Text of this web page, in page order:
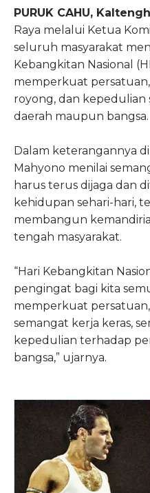
PURUK CAHU,
Raya melalui Ketua
seluruh masyarakat
Kebangkitan Nasional
memperkuat
royong, dan kepedulian
daerah maupun bangsa.
Dalam keterangannya
Mahyono menilai
harus terus dijaga dan
kehidupan sehari-hari,
membangun
tengah masyarakat.
“Hari Kebangkitan
pengingat bagi kita
memperkuat
semangat kerja keras,
kepedulian terhadap
bangsa,” ujarnya.